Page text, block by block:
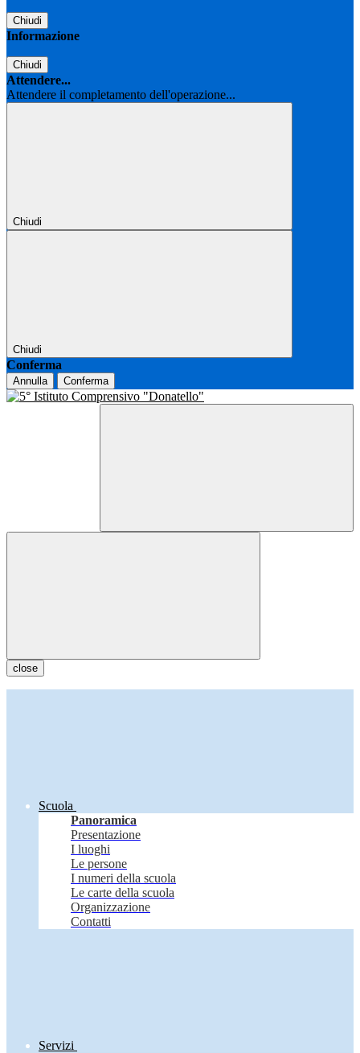
Chiudi
Informazione
Chiudi
Attendere...
Attendere il completamento dell'operazione...
Chiudi
Chiudi
Conferma
Annulla Conferma
close
Scuola
Panoramica
Presentazione
I luoghi
Le persone
I numeri della scuola
Le carte della scuola
Organizzazione
Contatti
Servizi